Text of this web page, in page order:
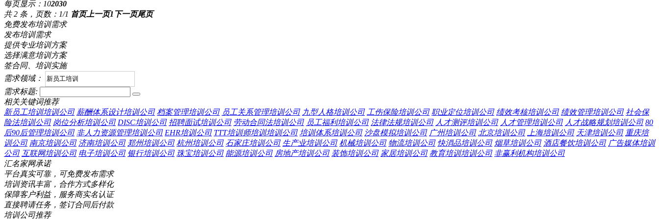
每页显示： 102030
共 2 条，页数：1/1 首页上一页1 下一页尾页
免费发布培训需求
发布培训需求
提供专业培训方案
选择满意培训方案
签合同、培训实施
需求领域：
需求标题:
相关关键词推荐
新员工培训培训公司 薪酬体系设计培训公司 档案管理培训公司 员工关系管理培训公司 九型人格培训公司 工伤保险培训公司 职业定位培训公司 绩效考核培训公司 绩效管理培训公司 社会保
险法培训公司 岗位分析培训公司 DISC培训公司 招聘面试培训公司 劳动合同法培训公司 员工福利培训公司 法律法规培训公司 人才测评培训公司 人才管理培训公司 人才战略规划培训公司 80
后90后管理培训公司 非人力资源管理培训公司 EHR培训公司 TTT培训师培训培训公司 培训体系培训公司 沙盘模拟培训公司 广州培训公司 北京培训公司 上海培训公司 天津培训公司 重庆培
训公司 南京培训公司 济南培训公司 郑州培训公司 杭州培训公司 石家庄培训公司 生产业培训公司 机械培训公司 物流培训公司 快消品培训公司 烟草培训公司 酒店餐饮培训公司 广告媒体培训
公司 互联网培训公司 电子培训公司 银行培训公司 珠宝培训公司 能源培训公司 房地产培训公司 装饰培训公司 家居培训公司 教育培训培训公司 非赢利机构培训公司
汇名家网承诺
平台真实可靠，可免费发布需求
培训资讯丰富，合作方式多样化
保障客户利益，服务商实名认证
直接聘请任务，签订合同后付款
培训公司推荐